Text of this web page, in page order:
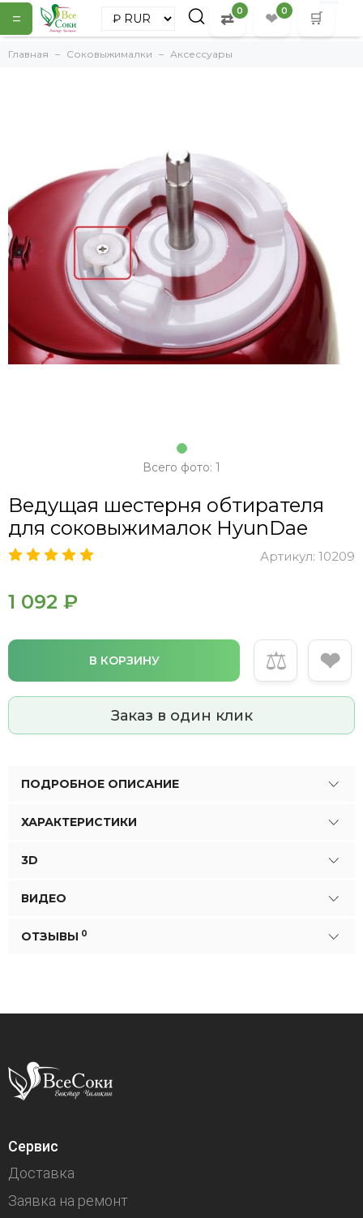
= ⇄ 0 ❤ 0 🛒
Главная Соковыжималки Аксессуары
Всего фото: 1
Ведущая шестерня обтирателя
для соковыжималок HyunDae
Артикул: 10209
1 092 ₽
В КОРЗИНУ ⚖ ❤
Заказ в один клик
ПОДРОБНОЕ ОПИСАНИЕ
ХАРАКТЕРИСТИКИ
3D
ВИДЕО
ОТЗЫВЫ 0
Сервис
Доставка
Заявка на ремонт